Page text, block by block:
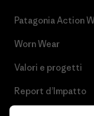
Patagonia Action
Worn Wear
Valori e progetti
Report d’Impatto